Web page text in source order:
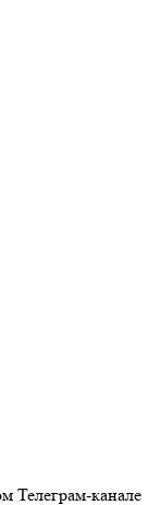
Телеграм-канале